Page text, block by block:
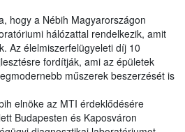
hogy a Nébih Magyarországon
hálózattal rendelkezik, amit
Az élelmiszerfelügyeleti díj 10
fordítják, ami az épületek
műszerek beszerzését is
elnöke az MTI érdeklődésére
Budapesten és Kaposváron